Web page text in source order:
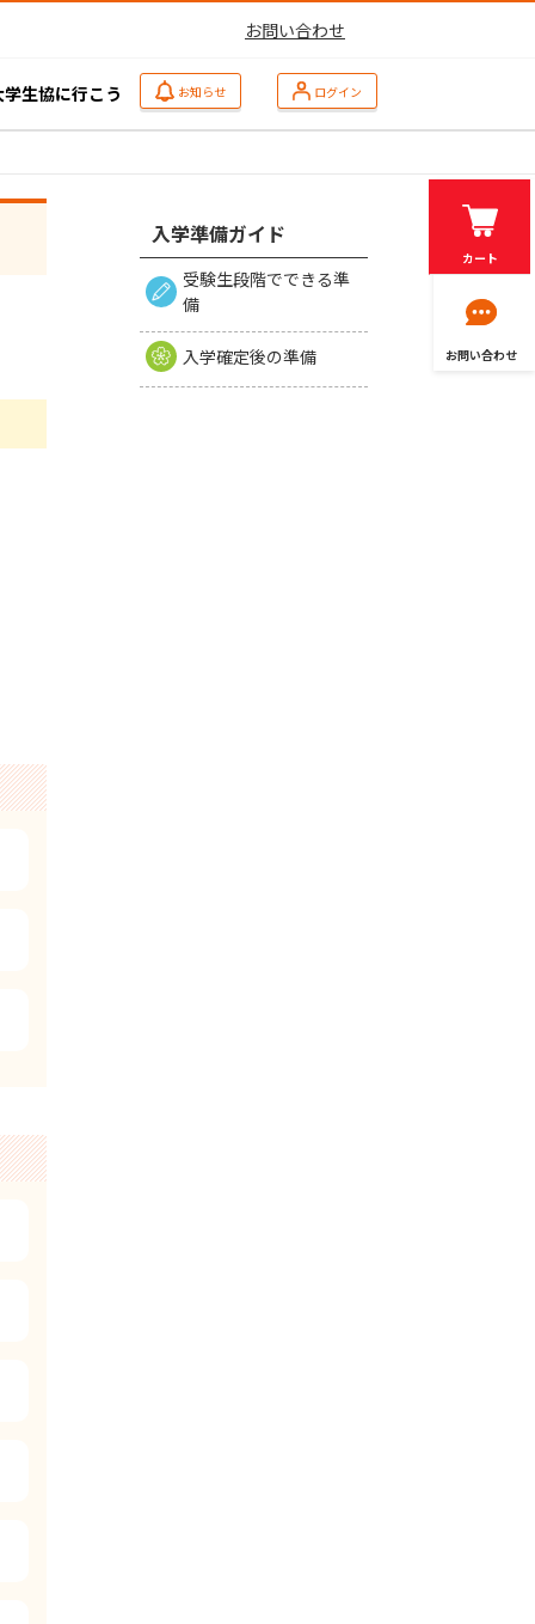
お問い合わせ
学生協に行こう お知らせ ログイン
入学準備ガイド
受験生段階でできる準
備
入学確定後の準備
カート
お問い合わせ